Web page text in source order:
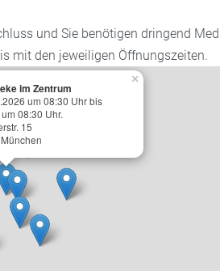
und Sie benötigen dringend
mit den jeweiligen Öffnungszeiten.
×
im Zentrum
um 08:30 Uhr bis
08:30 Uhr.
15